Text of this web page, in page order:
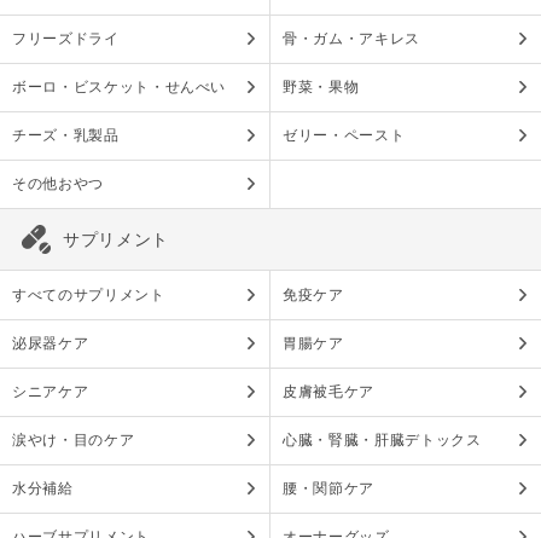
フリーズドライ 骨・ガム・アキレス
ボーロ・ビスケット・せんべい 野菜・果物
チーズ・乳製品 ゼリー・ペースト
その他おやつ
サプリメント
すべてのサプリメント 免疫ケア
泌尿器ケア 胃腸ケア
シニアケア 皮膚被毛ケア
涙やけ・目のケア 心臓・腎臓・肝臓デトックス
水分補給 腰・関節ケア